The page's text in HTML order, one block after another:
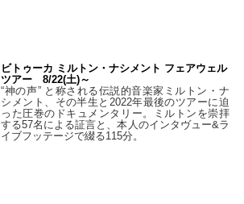
ビトゥーカ ミルトン・ナシメント フェアウェル
ツアー 8/22(土)～
“神の声” と称される伝説的音楽家ミルトン・ナ
シメント、その半生と2022年最後のツアーに迫
った圧巻のドキュメンタリー。ミルトンを崇拝
する57名による証言と、本人のインタヴュー&ラ
イブフッテージで綴る115分。